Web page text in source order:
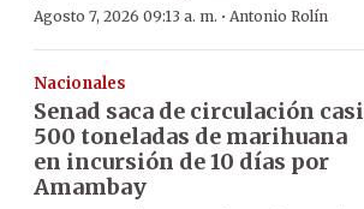
Agosto 7, 2026 09:13 a. m. · Antonio Rolín
Nacionales
Senad saca de circulación casi
500 toneladas de marihuana
en incursión de 10 días por
Amambay